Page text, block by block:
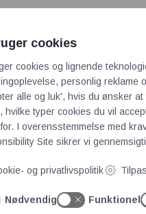
- stand 8142, 28.-30
gear være en del af
introduceret vores
cookies
cookies og lignende
personlig reklame
alle og luk', hvis du ønsker
hvilke typer cookies du vil
I overensstemmelse med
Site sikrer vi
og privatlivspolitik Tilpas
Nødvendig Funktionel